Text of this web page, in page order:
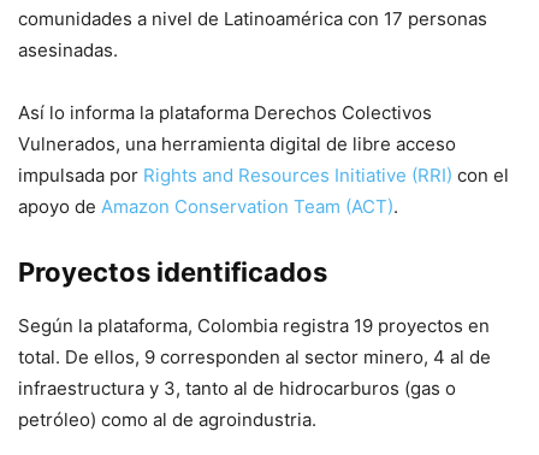
comunidades a nivel de Latinoamérica con 17 personas
asesinadas.
Así lo informa la plataforma Derechos Colectivos
Vulnerados, una herramienta digital de libre acceso
impulsada por Rights and Resources Initiative (RRI) con el
apoyo de Amazon Conservation Team (ACT).
Proyectos identificados
Según la plataforma, Colombia registra 19 proyectos en
total. De ellos, 9 corresponden al sector minero, 4 al de
infraestructura y 3, tanto al de hidrocarburos (gas o
petróleo) como al de agroindustria.